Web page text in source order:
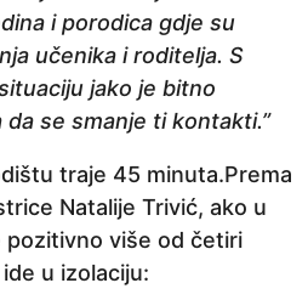
i porodica gdje su
učenika i roditelja. S
jako je bitno
se smanje ti kontakti.”
traje 45 minuta.Prema
Natalije Trivić, ako u
više od četiri
u izolaciju: